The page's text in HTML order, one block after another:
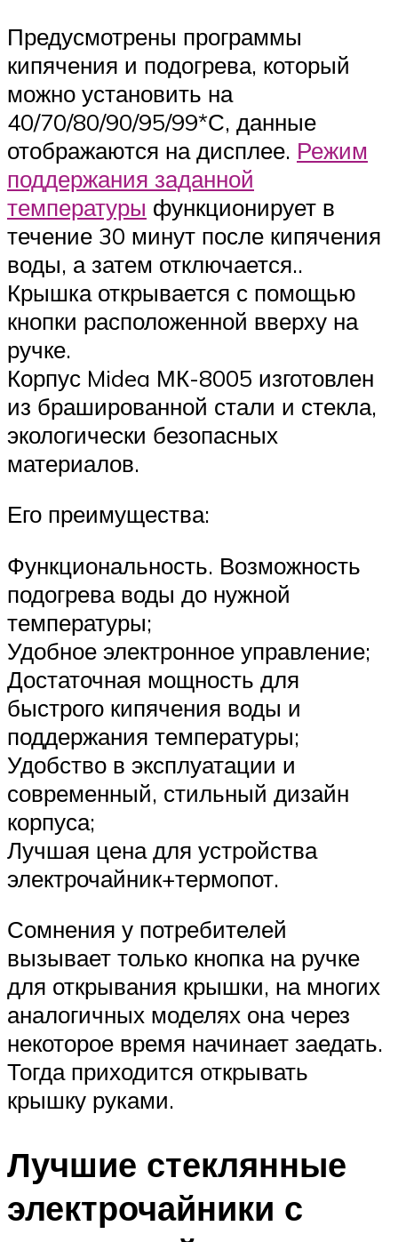
Предусмотрены программы
кипячения и подогрева, который
можно установить на
40/70/80/90/95/99*С, данные
отображаются на дисплее. Режим
поддержания заданной
температуры функционирует в
течение 30 минут после кипячения
воды, а затем отключается..
Крышка открывается с помощью
кнопки расположенной вверху на
ручке.
Корпус Midea МК-8005 изготовлен
из брашированной стали и стекла,
экологически безопасных
материалов.
Его преимущества:
Функциональность. Возможность
подогрева воды до нужной
температуры;
Удобное электронное управление;
Достаточная мощность для
быстрого кипячения воды и
поддержания температуры;
Удобство в эксплуатации и
современный, стильный дизайн
корпуса;
Лучшая цена для устройства
электрочайник+термопот.
Сомнения у потребителей
вызывает только кнопка на ручке
для открывания крышки, на многих
аналогичных моделях она через
некоторое время начинает заедать.
Тогда приходится открывать
крышку руками.
Лучшие стеклянные
электрочайники с